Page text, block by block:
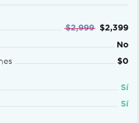
$2,999 $2,399
No
$0
Sí
Sí